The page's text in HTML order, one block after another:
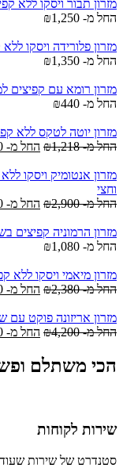
מזרון תבור ויסקו ללא
החל מ-
₪1,250
מזרון פלורידה ויסקו
החל מ-
₪1,350
מזרון רומא עם קפיצים
החל מ-
₪440
מזרון יוטה לטקס ללא
החל מ-
₪1,218 החל מ-
מזרון אנטומיק ויסקו
וחצי
החל מ-
₪2,900 החל מ-
מזרון הרמוניה קפיצים
החל מ-
₪1,080
מזרון מיאמי ויסקו ללא
החל מ-
₪2,380 החל מ-
מזרון אריזונה פוקט עם שכבת
החל מ-
₪4,200 החל מ-
הכי משתלם
שירות לקוחות
סטנדרט של שירות